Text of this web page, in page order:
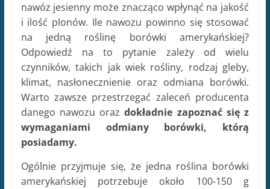
nawóz jesienny może znacząco wpłynąć na jakość
i ilość plonów. Ile nawozu powinno się stosować
na jedną roślinę borówki amerykańskiej?
Odpowiedź na to pytanie zależy od wielu
czynników, takich jak wiek rośliny, rodzaj gleby,
klimat, nasłonecznienie oraz odmiana borówki.
Warto zawsze przestrzegać zaleceń producenta
danego nawozu oraz dokładnie zapoznać się z
wymaganiami odmiany borówki, którą
posiadamy.
Ogólnie przyjmuje się, że jedna roślina borówki
amerykańskiej potrzebuje około 100-150 g